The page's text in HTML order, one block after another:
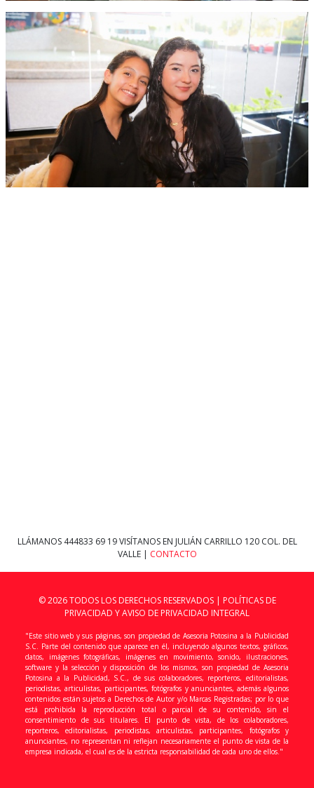
LLÁMANOS 444833 69 19VISÍTANOS EN JULIÁN CARRILLO 120 COL. DEL
VALLE | CONTACTO
© 2026 TODOS LOS DERECHOS RESERVADOS | POLÍTICAS DE
PRIVACIDAD Y AVISO DE PRIVACIDAD INTEGRAL
"Este sitio web y sus páginas, son propiedad de Asesoria Potosina a la Publicidad
S.C. Parte del contenido que aparece en él, incluyendo algunos textos, gráficos,
datos, imágenes fotográficas, imágenes en movimiento, sonido, ilustraciones,
software y la selección y disposición de los mismos, son propiedad de Asesoria
Potosina a la Publicidad, S.C., de sus colaboradores, reporteros, editorialistas,
periodistas, articulistas, participantes, fotógrafos y anunciantes, además algunos
contenidos están sujetos a Derechos de Autor y/o Marcas Registradas; por lo que
está prohibida la reproducción total o parcial de su contenido, sin el
consentimiento de sus titulares. El punto de vista, de los colaboradores,
reporteros, editorialistas, periodistas, articulistas, participantes, fotógrafos y
anunciantes, no representan ni reflejan necesariamente el punto de vista de la
empresa indicada, el cual es de la estricta responsabilidad de cada uno de ellos."